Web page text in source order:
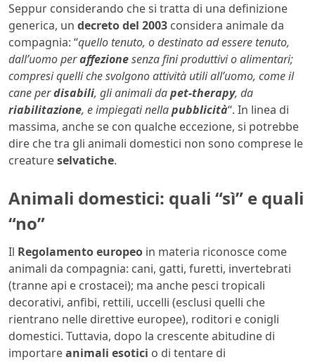
Seppur considerando che si tratta di una definizione
generica, un decreto del 2003 considera animale da
compagnia: “quello tenuto, o destinato ad essere tenuto,
dall’uomo peraffezionesenza fini produttivi o alimentari;
compresi quelli che svolgono attività utili all’uomo, come il
cane perdisabili, gli animali dapet-therapy, da
riabilitazione, e impiegati nellapubblicità“. In linea di
massima, anche se con qualche eccezione, si potrebbe
dire che tra gli animali domestici non sono comprese le
creatureselvatiche.
Animali domestici: quali “sì” e quali
“no”
Il Regolamento europeo in materia riconosce come
animali da compagnia: cani, gatti, furetti, invertebrati
(tranne api e crostacei); ma anche pesci tropicali
decorativi, anfibi, rettili, uccelli (esclusi quelli che
rientrano nelle direttive europee), roditori e conigli
domestici. Tuttavia, dopo la crescente abitudine di
importareanimali esotici o di tentare di